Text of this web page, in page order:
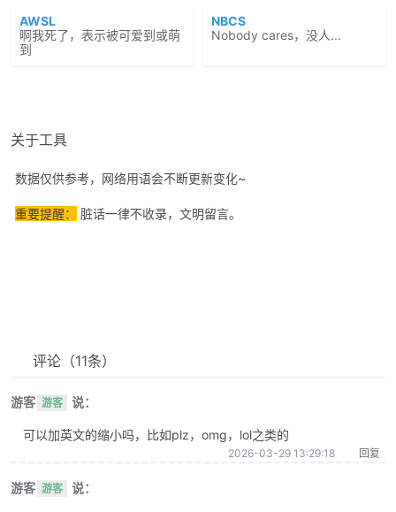
AWSL
啊我死了，表示被可爱到或萌
到
NBCS
Nobody cares，没人...
关于工具
数据仅供参考，网络用语会不断更新变化~
重要提醒： 脏话一律不收录，文明留言。
评论 （11条）
游客 游客 说：
可以加英文的缩小吗，比如plz，omg，lol之类的
2026-03-29 13:29:18 回复
游客 游客 说：